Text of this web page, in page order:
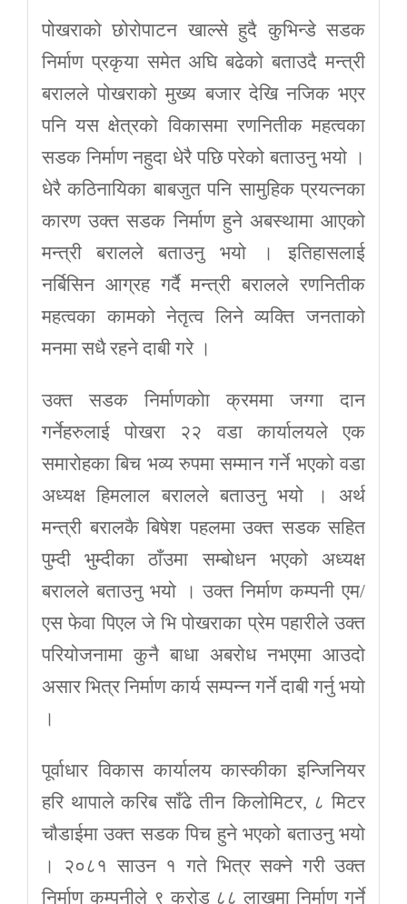
पोखराको छोरोपाटन खाल्से हुदै कुभिन्डे सडक
निर्माण प्रकृया समेत अघि बढेको बताउदै मन्त्री
बरालले पोखराको मुख्य बजार देखि नजिक भएर
पनि यस क्षेत्रको विकासमा रणनितीक महत्वका
सडक निर्माण नहुदा धेरै पछि परेको बताउनु भयो ।
धेरै कठिनायिका बाबजुत पनि सामुहिक प्रयत्नका
कारण उक्त सडक निर्माण हुने अबस्थामा आएको
मन्त्री बरालले बताउनु भयो । इतिहासलाई
नर्बिसिन आग्रह गर्दै मन्त्री बरालले रणनितीक
महत्वका कामको नेतृत्व लिने व्यक्ति जनताको
मनमा सधै रहने दाबी गरे ।
उक्त सडक निर्माणकोा क्रममा जग्गा दान
गर्नेहरुलाई पोखरा २२ वडा कार्यालयले एक
समारोहका बिच भव्य रुपमा सम्मान गर्ने भएको वडा
अध्यक्ष हिमलाल बरालले बताउनु भयो । अर्थ
मन्त्री बरालकै बिषेश पहलमा उक्त सडक सहित
पुम्दी भुम्दीका ठाँउमा सम्बोधन भएको अध्यक्ष
बरालले बताउनु भयो । उक्त निर्माण कम्पनी एम/
एस फेवा पिएल जे भि पोखराका प्रेम पहारीले उक्त
परियोजनामा कुनै बाधा अबरोध नभएमा आउदो
असार भित्र निर्माण कार्य सम्पन्न गर्ने दाबी गर्नु भयो
।
पूर्वाधार विकास कार्यालय कास्कीका इन्जिनियर
हरि थापाले करिब साँढे तीन किलोमिटर, ८ मिटर
चौडाईमा उक्त सडक पिच हुने भएको बताउनु भयो
। २०८१ साउन १ गते भित्र सक्ने गरी उक्त
निर्माण कम्पनीले ९ करोड ८८ लाखमा निर्माण गर्ने